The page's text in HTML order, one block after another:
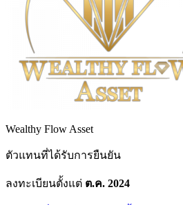
Wealthy Flow Asset
ตัวแทนที่ได้รับการยืนยัน
ลงทะเบียนตั้งแต่ ต.ค. 2024